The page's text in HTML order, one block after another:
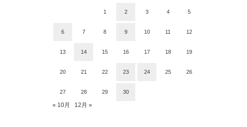
1 2 3 4 5
6 7 8 9 10 11 12
13 14 15 16 17 18 19
20 21 22 23 24 25 26
27 28 29 30
« 10月 12月 »